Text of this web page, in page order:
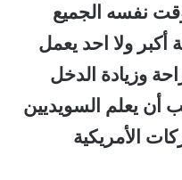
نفسه الجميع
أكبر ولا احد يعمل
وزيادة الدخل
أن يعلم السويديين
الأمريكية